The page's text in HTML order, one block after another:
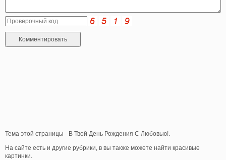
Тема этой страницы - В Твой День Рождения С Любовью!.
На сайте есть и другие рубрики, в вы также можете найти красивые
картинки.